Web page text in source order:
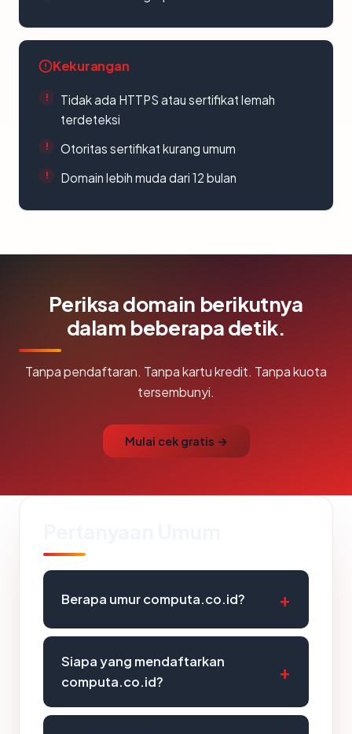
Kekurangan
Tidak ada HTTPS atau sertifikat lemah
terdeteksi
Otoritas sertifikat kurang umum
Domain lebih muda dari 12 bulan
Periksa domain berikutnya
dalam beberapa detik.
Tanpa pendaftaran. Tanpa kartu kredit. Tanpa kuota
tersembunyi.
Mulai cek gratis →
Berapa umur computa.co.id?
Siapa yang mendaftarkan
computa.co.id?